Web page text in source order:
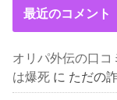
最近のコメント
オリパ外伝の口
は爆死 に ただの